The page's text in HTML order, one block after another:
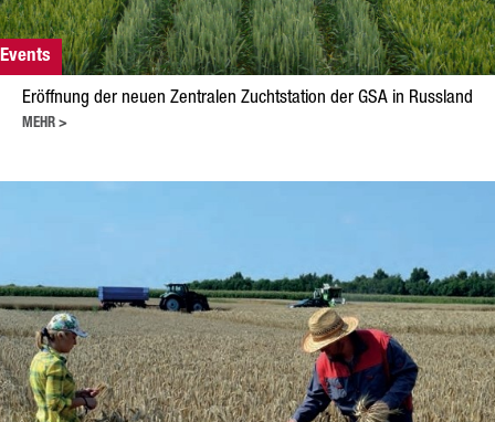
Events
Eröffnung der neuen Zentralen Zuchtstation der GSA in Russland
MEHR >
Produkte
Raps
Weizen
Hülsenfrüchte
Sonnenblumen